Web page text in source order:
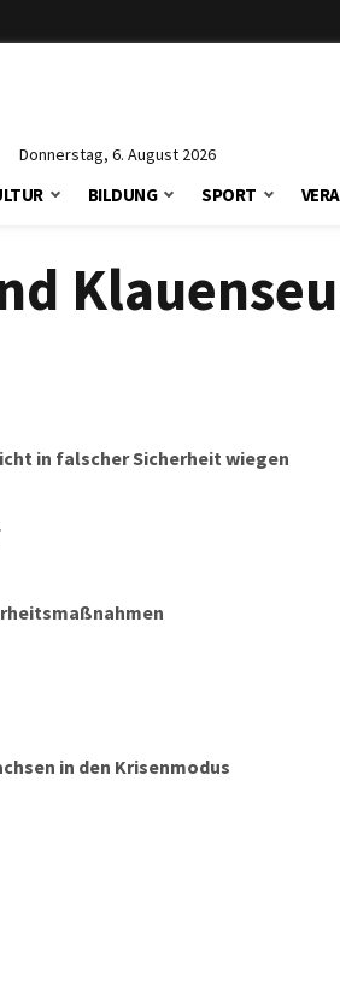
Donnerstag, 6. August 2026
BILDUNG SPORT
in falscher Sicherheit wiegen
in den Krisenmodus